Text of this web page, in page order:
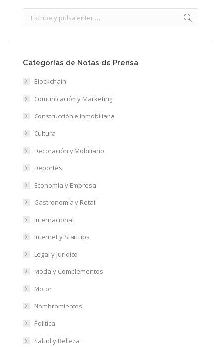
Categorías de Notas de Prensa
Blockchain
Comunicación y Marketing
Construcción e Inmobiliaria
Cultura
Decoración y Mobiliario
Deportes
Economía y Empresa
Gastronomía y Retail
Internacional
Internet y Startups
Legal y Jurídico
Moda y Complementos
Motor
Nombramientos
Política
Salud y Belleza